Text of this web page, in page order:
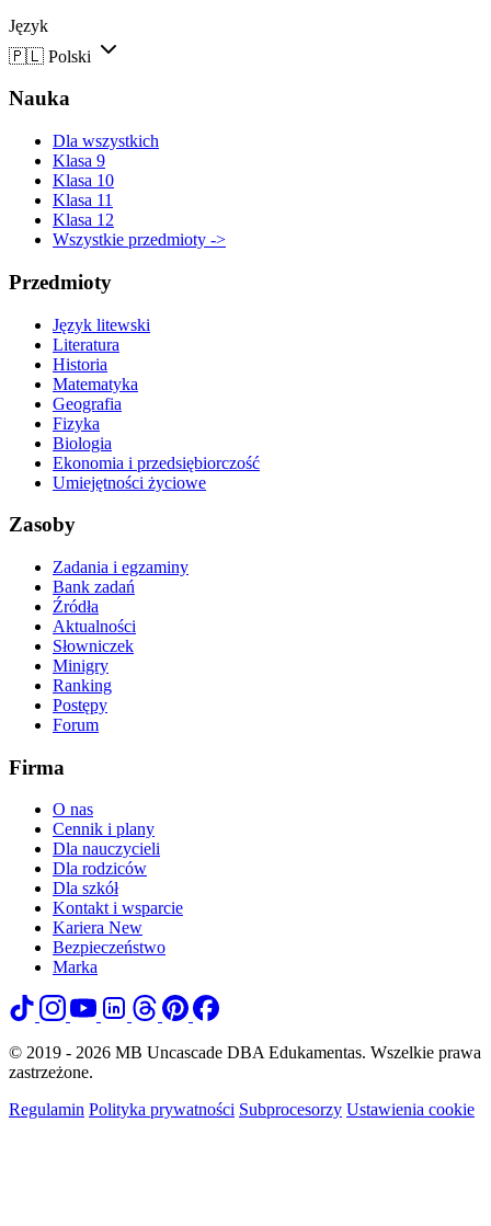
Język
🇵🇱 Polski
Nauka
Dla wszystkich
Klasa 9
Klasa 10
Klasa 11
Klasa 12
Wszystkie przedmioty ->
Przedmioty
Język litewski
Literatura
Historia
Matematyka
Geografia
Fizyka
Biologia
Ekonomia i przedsiębiorczość
Umiejętności życiowe
Zasoby
Zadania i egzaminy
Bank zadań
Źródła
Aktualności
Słowniczek
Minigry
Ranking
Postępy
Forum
Firma
O nas
Cennik i plany
Dla nauczycieli
Dla rodziców
Dla szkół
Kontakt i wsparcie
Kariera New
Bezpieczeństwo
Marka
© 2019 - 2026 MB Uncascade DBA Edukamentas. Wszelkie prawa
zastrzeżone.
Regulamin Polityka prywatności Subprocesorzy Ustawienia cookie